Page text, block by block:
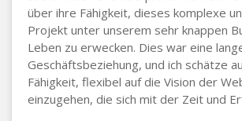
über ihre Fähigkeit, dieses komplexe
Projekt unter unserem sehr knappen
Leben zu erwecken. Dies war eine
Geschäftsbeziehung, und ich schätze
Fähigkeit, flexibel auf die Vision der
einzugehen, die sich mit der Zeit und